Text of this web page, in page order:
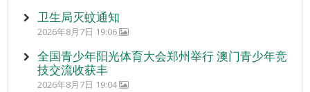
卫生局灭蚊通知
2026年8月7日 19:06
全国青少年阳光体育大会郑州举行 澳门青少年竞
技交流收获丰
2026年8月7日 19:04